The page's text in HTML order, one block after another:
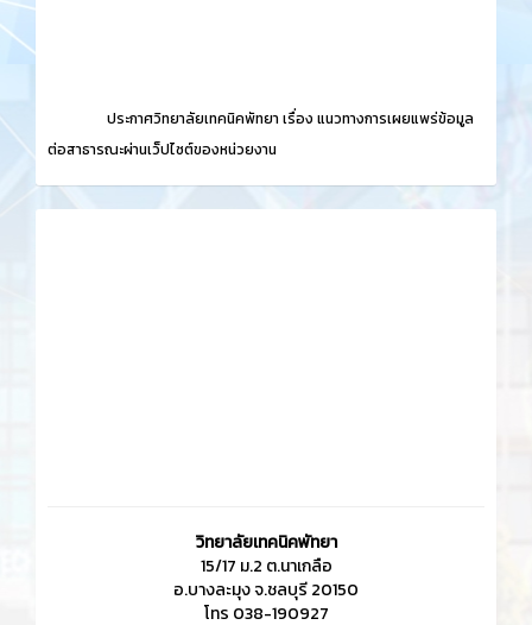
ประกาศวิทยาลัยเทคนิคพัทยา เรื่อง แนวทางการเผยแพร่ข้อมูล
ต่อสาธารณะผ่านเว็ปไซต์ของหน่วยงาน
วิทยาลัยเทคนิคพัทยา
15/17 ม.2 ต.นาเกลือ
อ.บางละมุง จ.ชลบุรี 20150
โทร 038-190927